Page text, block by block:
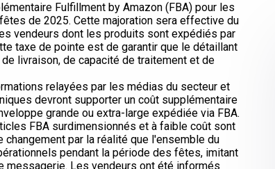
Fulfillment by Amazon (FBA) pour les
de 2025. Cette majoration sera effective du
vendeurs dont les produits sont expédiés par
taxe de pointe est de garantir que le détaillant
livraison, de capacité de traitement et de
relayées par les médias du secteur et
devront supporter un coût supplémentaire
grande ou extra-large expédiée via FBA.
FBA surdimensionnés et à faible coût sont
par la réalité que l'ensemble du
pendant la période des fêtes, imitant
messagerie. Les vendeurs ont été informés